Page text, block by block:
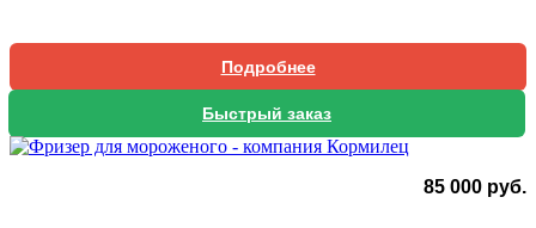
Подробнее
Быстрый заказ
85 000 руб.